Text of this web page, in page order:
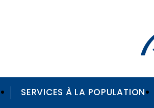
SERVICES À LA POPULATION